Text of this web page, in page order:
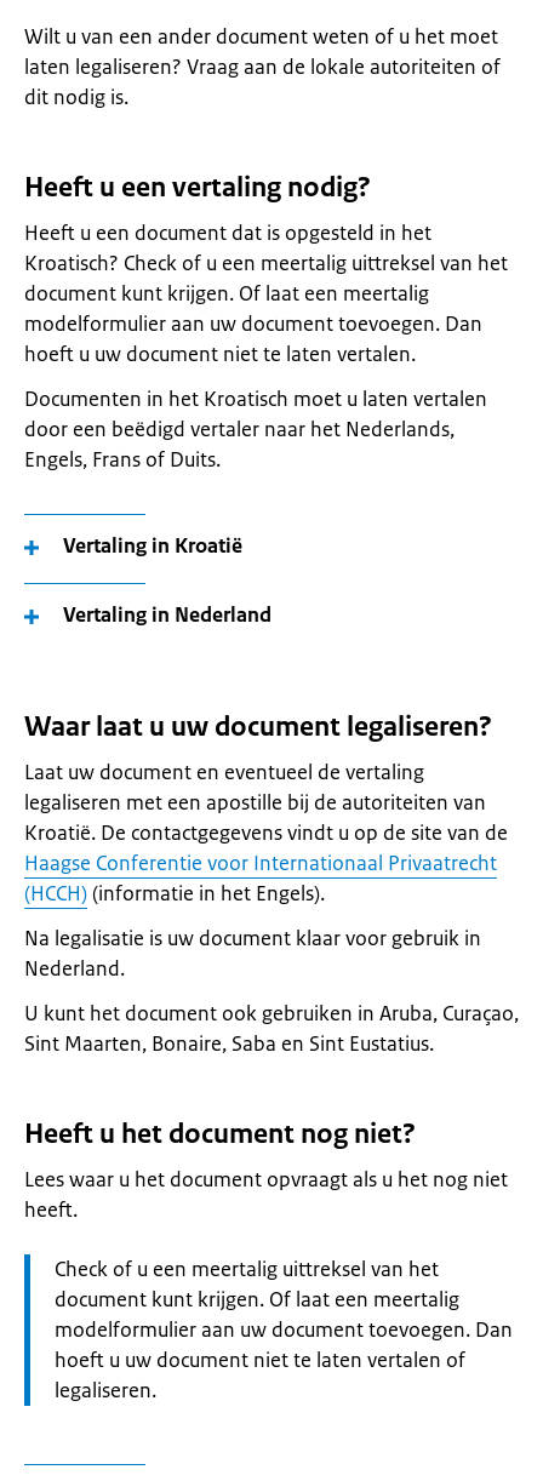
Wilt u van een ander document weten of u het moet
laten legaliseren? Vraag aan de lokale autoriteiten of
dit nodig is.
Heeft u een vertaling nodig?
Heeft u een document dat is opgesteld in het
Kroatisch? Check of u een meertalig uittreksel van het
document kunt krijgen. Of laat een meertalig
modelformulier aan uw document toevoegen. Dan
hoeft u uw document niet te laten vertalen.
Documenten in het Kroatisch moet u laten vertalen
door een beëdigd vertaler naar het Nederlands,
Engels, Frans of Duits.
Vertaling in Kroatië
Vertaling in Nederland
Waar laat u uw document legaliseren?
Laat uw document en eventueel de vertaling
legaliseren met een apostille bij de autoriteiten van
Kroatië. De contactgegevens vindt u op de site van de
Haagse Conferentie voor Internationaal Privaatrecht
(HCCH)(informatie in het Engels).
Na legalisatie is uw document klaar voor gebruik in
Nederland.
U kunt het document ook gebruiken in Aruba, Curaçao,
Sint Maarten, Bonaire, Saba en Sint Eustatius.
Heeft u het document nog niet?
Lees waar u het document opvraagt als u het nog niet
heeft.
Let
op:
Check of u een meertalig uittreksel van het
document kunt krijgen. Of laat een meertalig
modelformulier aan uw document toevoegen. Dan
hoeft u uw document niet te laten vertalen of
legaliseren.